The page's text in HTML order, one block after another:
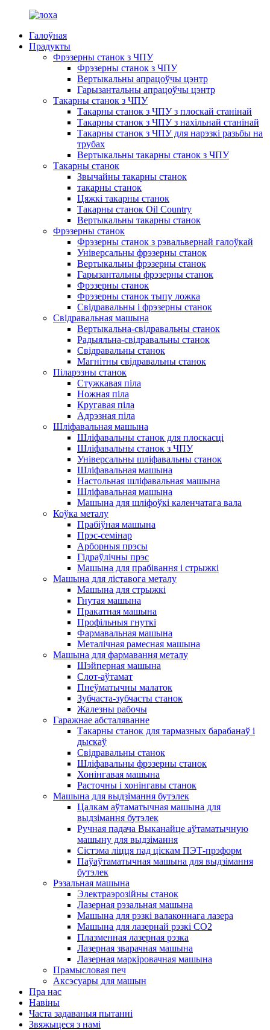
Галоўная
Прадукты
Фрэзерны станок з ЧПУ
Фрэзерны станок з ЧПУ
Вертыкальны апрацоўчы цэнтр
Гарызантальны апрацоўчы цэнтр
Такарны станок з ЧПУ
Такарны станок з ЧПУ з плоскай станінай
Такарны станок з ЧПУ з нахільнай станінай
Такарны станок з ЧПУ для нарэзкі разьбы на
трубах
Вертыкальны такарны станок з ЧПУ
Такарны станок
Звычайны такарны станок
такарны станок
Цяжкі такарны станок
Такарны станок Oil Country
Вертыкальны такарны станок
Фрэзерны станок
Фрэзерны станок з рэвальвернай галоўкай
Універсальны фрэзерны станок
Вертыкальны фрэзерны станок
Гарызантальны фрэзерны станок
Фрэзерны станок
Фрэзерны станок тыпу ложка
Свідравальны і фрэзерны станок
Свідравальная машына
Вертыкальна-свідравальны станок
Радыяльна-свідравальны станок
Свідравальны станок
Магнітны свідравальны станок
Піларэзны станок
Стужкавая піла
Ножная піла
Кругавая піла
Адрэзная піла
Шліфавальная машына
Шліфавальны станок для плоскасці
Шліфавальны станок з ЧПУ
Універсальны шліфавальны станок
Шліфавальная машына
Настольная шліфавальная машына
Шліфавальная машына
Машына для шліфоўкі каленчатага вала
Коўка металу
Прабіўная машына
Прэс-семінар
Арборныя прэсы
Гідраўлічны прэс
Машына для прабівання і стрыжкі
Машына для ліставога металу
Машына для стрыжкі
Гнутая машына
Пракатная машына
Профільныя гнуткі
Фармавальная машына
Металічная рамесная машына
Машына для фармавання металу
Шэйперная машына
Слот-аўтамат
Пнеўматычны малаток
Зубчаста-зубчасты станок
Жалезны рабочы
Гаражнае абсталяванне
Такарны станок для тармазных барабанаў і
дыскаў
Свідравальны станок
Шліфавальны фрэзерны станок
Хонінгавая машына
Расточны і хонінгавы станок
Машына для выдзімання бутэлек
Цалкам аўтаматычная машына для
выдзімання бутэлек
Ручная падача Выканайце аўтаматычную
машыну для выдзімання
Сістэма ліцця пад ціскам ПЭТ-прэформ
Паўаўтаматычная машына для выдзімання
бутэлек
Рэзальная машына
Электраэрозійны станок
Лазерная рэзальная машына
Машына для рэзкі валаконнага лазера
Машына для лазернай рэзкі CO2
Плазменная лазерная рэзка
Лазерная зварачная машына
Лазерная маркіровачная машына
Прамысловая печ
Аксэсуары для машын
Пра нас
Навіны
Часта задаваныя пытанні
Звяжыцеся з намі